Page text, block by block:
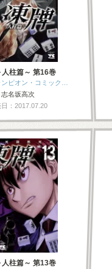
人柱篇～ 第16巻
ピオン・コミック…
志名坂高次
：2017.07.20
人柱篇～ 第13巻